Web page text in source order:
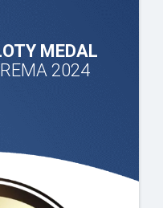
MEDAL
2024